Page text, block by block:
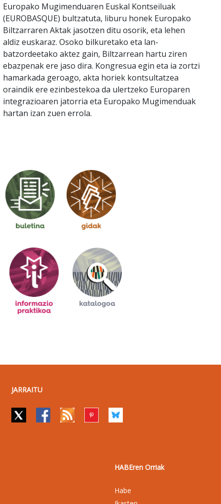
Europako Mugimenduaren Euskal Kontseiluak
(EUROBASQUE) bultzatuta, liburu honek Europako
Biltzarraren Aktak jasotzen ditu osorik, eta lehen
aldiz euskaraz. Osoko bilkuretako eta lan-
batzordeetako aktez gain, Biltzarrean hartu ziren
ebazpenak ere jaso dira. Kongresua egin eta ia zortzi
hamarkada geroago, akta horiek kontsultatzea
oraindik ere ezinbestekoa da ulertzeko Europaren
integrazioaren jatorria eta Europako Mugimenduak
hartan izan zuen errola.
JARRAITU
HABEren Orriak
Habe